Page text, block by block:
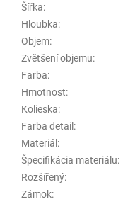
Šířka:
Hloubka:
Objem:
Zvětšení objemu:
Farba:
Hmotnost:
Kolieska:
Farba detail :
Materiál :
Špecifikácia materiálu:
Rozšířený:
Zámok: